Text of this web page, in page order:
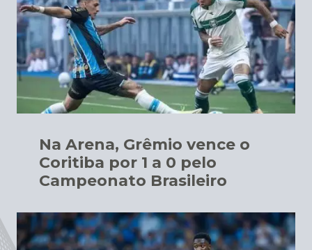
Na Arena, Grêmio vence o
Coritiba por 1 a 0 pelo
Campeonato Brasileiro